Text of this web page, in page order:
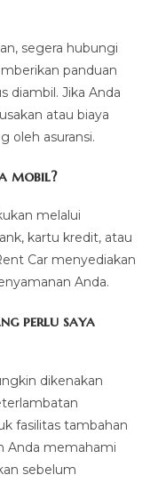
segera hubungi
panduan
diambil. Jika Anda
atau biaya
oleh asuransi.
mobil?
melalui
kartu kredit, atau
Car menyediakan
Anda.
perlu saya
dikenakan
fasilitas tambahan
Anda memahami
sebelum